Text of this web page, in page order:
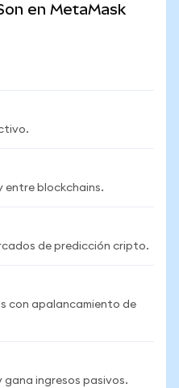
en MetaMask
entre blockchains.
de predicción cripto.
con apalancamiento de
ingresos pasivos.